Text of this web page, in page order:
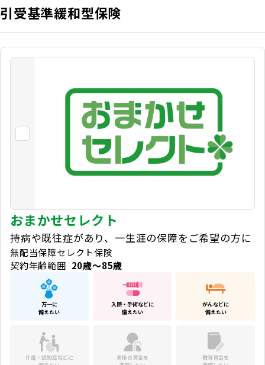
引受基準緩和型保険
おまかせセレクト
持病や既往症があり、一生涯の保障をご希望の方に
無配当保障セレクト保険
契約年齢範囲 20歳～85歳
万一に
備えたい
入院・手術などに
備えたい
がんなどに
備えたい
介護・認知症などに
老後の資金を
教育資金を